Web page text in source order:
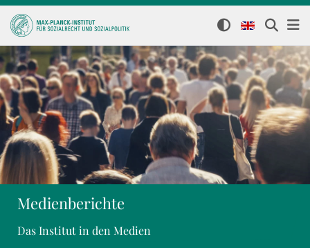
Medienberichte
Das Institut in den Medien